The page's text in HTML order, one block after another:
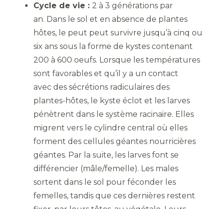
Cycle de vie : 2 à 3 générations par
an. Dans le sol et en absence de plantes
hôtes, le peut peut survivre jusqu’à cinq ou
six ans sous la forme de kystes contenant
200 à 600 oeufs. Lorsque les températures
sont favorables et qu’il y a un contact
avec des sécrétions radiculaires des
plantes-hôtes, le kyste éclot et les larves
pénètrent dans le système racinaire. Elles
migrent vers le cylindre central où elles
forment des cellules géantes nourricières
géantes. Par la suite, les larves font se
différencier (mâle/femelle). Les males
sortent dans le sol pour féconder les
femelles, tandis que ces dernières restent